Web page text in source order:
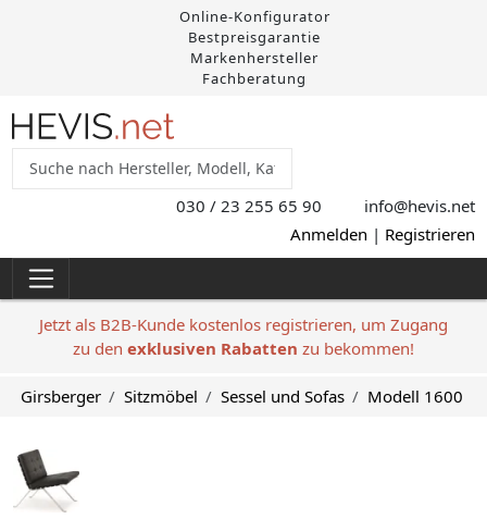
Online-Konfigurator
Bestpreisgarantie
Markenhersteller
Fachberatung
030 / 23 255 65 90 info@hevis.net
Anmelden | Registrieren
Jetzt als B2B-Kunde kostenlos registrieren, um Zugang
zu den exklusiven Rabatten zu bekommen!
Girsberger Sitzmöbel Sessel und Sofas Modell 1600